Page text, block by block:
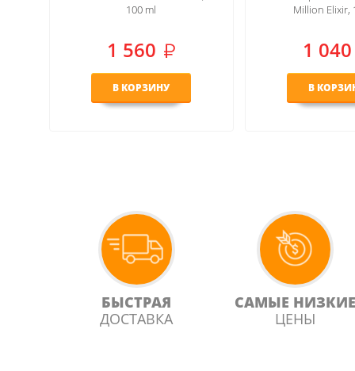
Million Elixir, 100ml
1 040
В КОРЗИНУ
581
В
БЫСТРАЯ
ДОСТАВКА
САМЫЕ НИЗКИЕ
ЦЕНЫ